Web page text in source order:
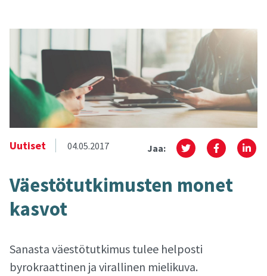
Uutiset 04.05.2017 Jaa:
Väes­tö­tut­ki­mus­ten monet
kas­vot
Sanasta väestötutkimus tulee helposti
byrokraattinen ja virallinen mielikuva.